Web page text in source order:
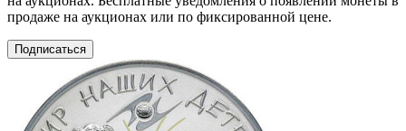
продаже на аукционах или по фиксированной цене.
Подписаться